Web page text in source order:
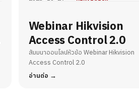
Webinar Hikvision
Access Control 2.0
สัมมนาออนไลน์หัวข้อ Webinar Hikvision
Access Control 2.0
อ่านต่อ